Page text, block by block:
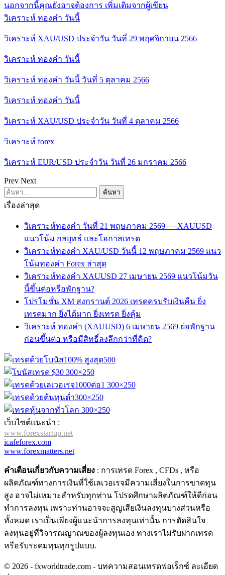
นอกจากนี้คุณยังอาจต้องการ เพิ่มเติมจากผู้เขียน
วิเคราะห์ ทองคำ วันนี้
วิเคราะห์ XAU/USD ประจำวัน วันที่ 29 พฤศจิกายน 2566
วิเคราะห์ ทองคำ วันนี้
วิเคราะห์ ทองคำ วันนี้ วันที่ 5 ตุลาคม 2566
วิเคราะห์ ทองคำ วันนี้
วิเคราะห์ XAU/USD ประจำวัน วันที่ 4 ตุลาคม 2566
วิเคราะห์ forex
วิเคราะห์ EUR/USD ประจำวัน วันที่ 26 มกราคม 2566
Prev Next
เรื่องล่าสุด
วิเคราะห์ทองคำ วันที่ 21 พฤษภาคม 2569 — XAUUSD
แนวโน้ม กลยุทธ์ และโอกาสเทรด
วิเคราะห์ทองคำ XAU/USD วันนี้ 12 พฤษภาคม 2569 แนว
โน้มทองคำ Forex ล่าสุด
วิเคราะห์ทองคำ XAUUSD 27 เมษายน 2569 แนวโน้มวัน
นี้ขึ้นต่อหรือพักฐาน?
โปรโมชั่น XM สงกรานต์ 2026 เทรดครบรับเงินคืน ยิ่ง
เทรดมาก ยิ่งได้มาก ยิ่งเทรด ยิ่งคุ้ม
วิเคราะห์ ทองคำ (XAUUSD) 6 เมษายน 2569 ย่อพักฐาน
ก่อนขึ้นต่อ หรือมีสิทธิ์ลงลึกกว่าที่คิด?
เว็บไซต์แนะนำ :
www.forexstartup.net
icafeforex.com
www.forexmatters.net
คำเตือนเกี่ยวกับความเสี่ยง : การเทรด Forex , CFDs , หรือ
ผลิตภัณฑ์ทางการเงินที่ใช้เลเวอเรจมีความเสี่ยงในการขาดทุน
สูง อาจไม่เหมาะสำหรับทุกท่าน โปรดศึกษาผลิตภัณฑ์ให้ดีก่อน
ทำการลงทุน เพราะท่านอาจจะสูญเสียเงินลงทุนบางส่วนหรือ
ทั้งหมด เราเป็นเพียงผู้แนะนำการลงทุนเท่านั้น การตัดสินใจ
ลงทุนอยู่ที่วิจารณญาณของผู้ลงทุนเอง ทางเราไม่รับฝากเทรด
หรือรับระดมทุนทุกรูปแบบ.
© 2026 - fxworldtrade.com - บทความสอนเทรดฟอเร็กซ์ ละเอียด